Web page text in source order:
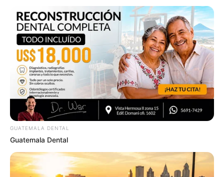
ราศีตุลย์ (17 ตุลาคม – 15 พฤศจิกายน)
GUATEMALA DENTAL
Guatemala Dental